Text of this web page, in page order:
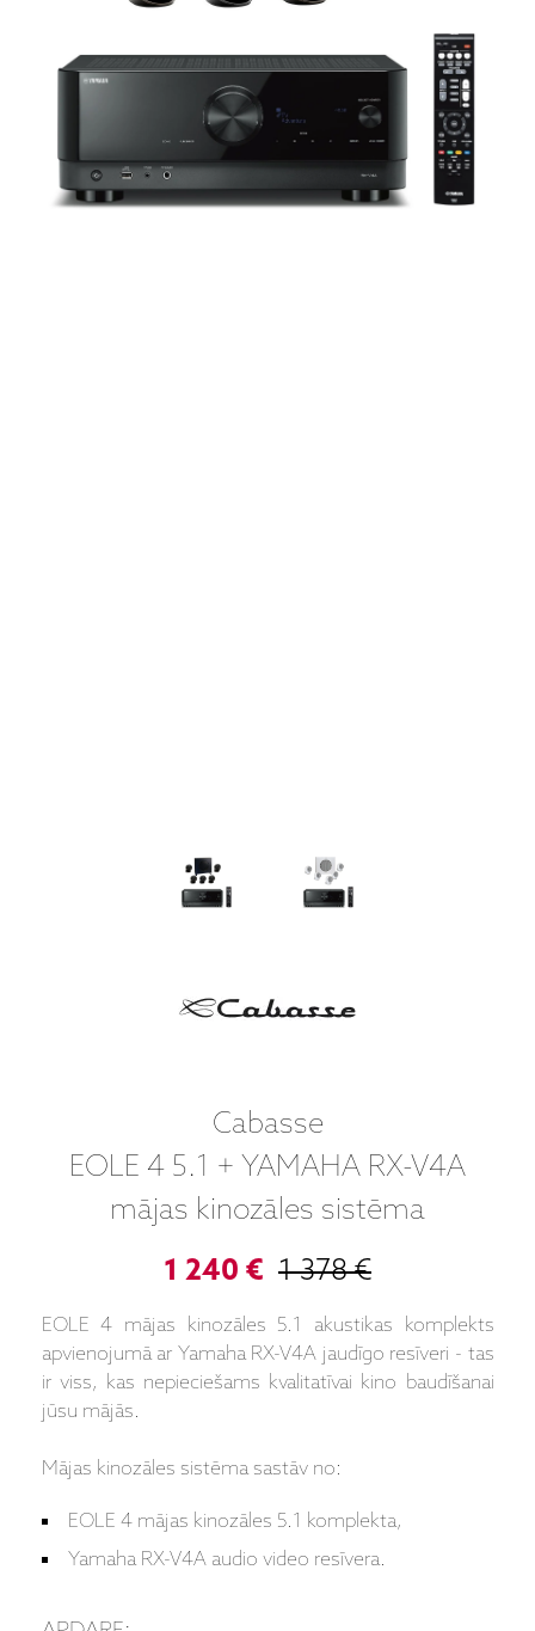
Cabasse
EOLE 4 5.1 + YAMAHA RX-V4A
mājas kinozāles sistēma
1 240 € 1 378 €
EOLE 4 mājas kinozāles 5.1 akustikas komplekts
apvienojumā ar Yamaha RX-V4A jaudīgo resīveri - tas
ir viss, kas nepieciešams kvalitatīvai kino baudīšanai
jūsu mājās.
Mājas kinozāles sistēma sastāv no:
EOLE 4 mājas kinozāles 5.1 komplekta,
Yamaha RX-V4A audio video resīvera.